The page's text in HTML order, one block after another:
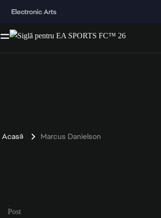
Acasă Marcus Danielson
Post